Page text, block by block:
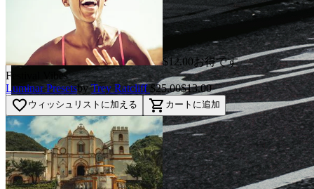
$12.00お得です
Festival Vibes
Luminar Presetsby Trey Ratcliff$25.00$13.00
favorite_border ウィッシュリストに加える shopping_cart カートに追加